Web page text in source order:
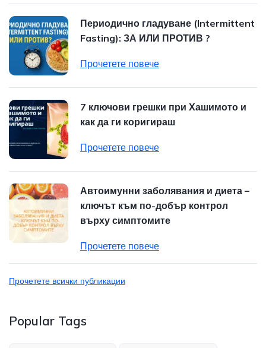
Периодично гладуване (Intermittent
Fasting): ЗА ИЛИ ПРОТИВ ?
Прочетете повече
7 ключови грешки при Хашимото и
как да ги коригираш
Прочетете повече
Автоимунни заболявания и диета –
ключът към по-добър контрол
върху симптомите
Прочетете повече
Прочетете всички публикации
Popular Tags